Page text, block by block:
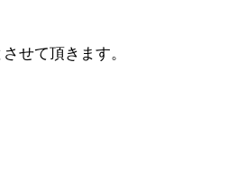
せて頂きます。